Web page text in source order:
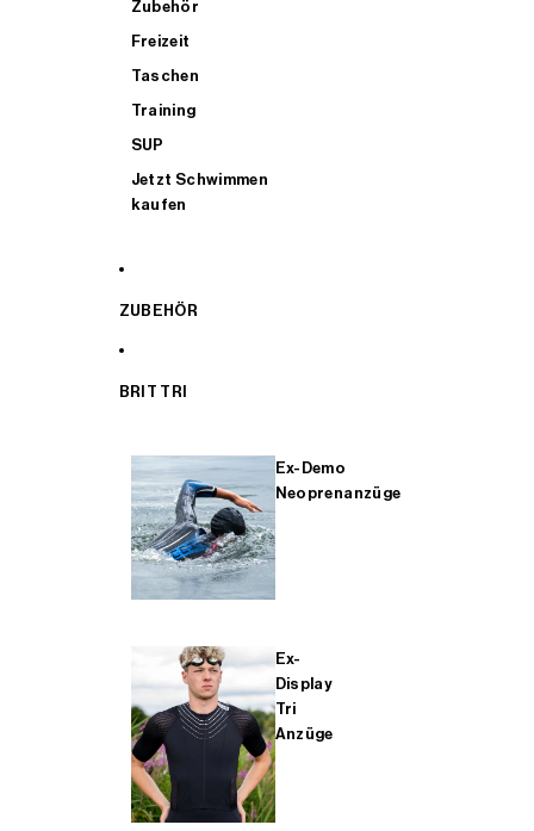
Zubehör
Freizeit
Taschen
Training
SUP
Jetzt Schwimmen
kaufen
ZUBEHÖR
BRIT TRI
Ex-Demo
Neoprenanzüge
Ex-
Display
Tri
Anzüge